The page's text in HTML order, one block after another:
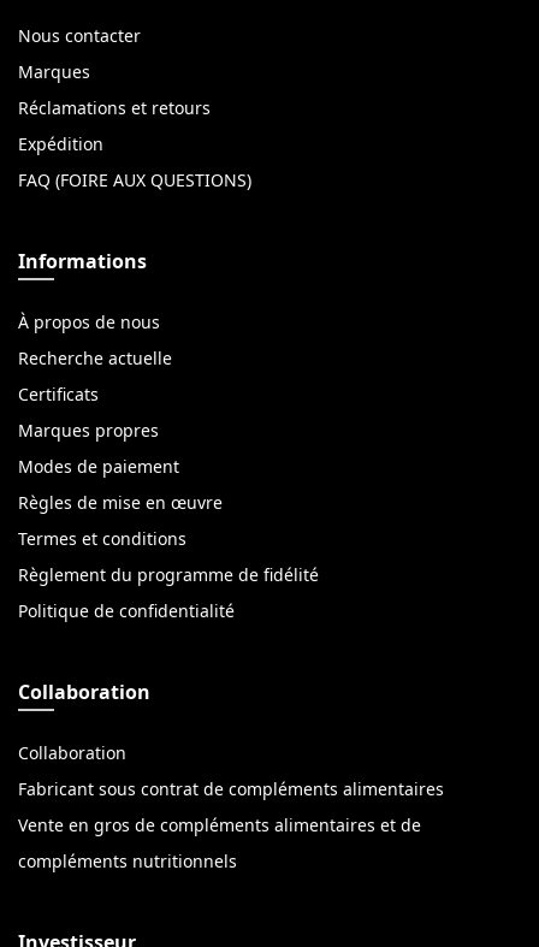
Nous contacter
Marques
Réclamations et retours
Expédition
FAQ (FOIRE AUX QUESTIONS)
Informations
À propos de nous
Recherche actuelle
Certificats
Marques propres
Modes de paiement
Règles de mise en œuvre
Termes et conditions
Règlement du programme de fidélité
Politique de confidentialité
Collaboration
Collaboration
Fabricant sous contrat de compléments alimentaires
Vente en gros de compléments alimentaires et de
compléments nutritionnels
Investisseur